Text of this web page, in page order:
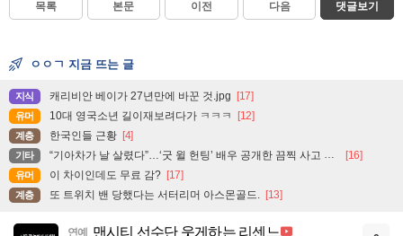
목록 본문 이전 다음 댓글보기
ㅇㅇㄱ 지금 뜨는 글
지식 캐리비안 베이가 27년만에 바꾼 것.jpg [17]
유머 10대 영국소년 길이재보려다가 ㅋㅋㅋ [12]
계층 한국인들 근황 [4]
기타 “기아차가 날 살렸다”…‘굿 윌 헌팅’ 배우 공개한 끔찍 사고 현장 [16]
유머 이 차이인데도 무료 감? [17]
계층 또 트위치 밴 당했다는 서터리머 아스몬골드. [13]
연예 맨시티 선수단 웃게하는 리센느